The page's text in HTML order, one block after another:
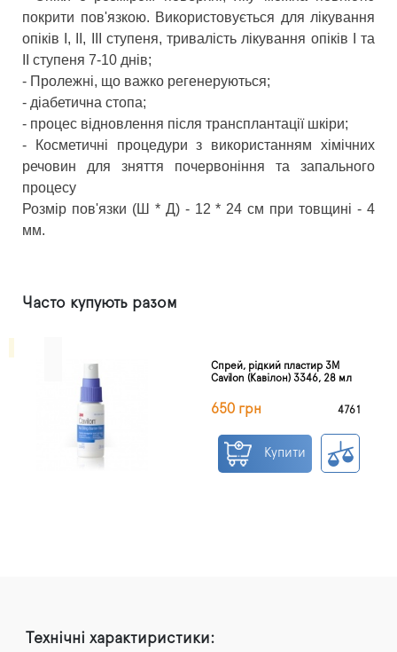
покрити пов'язкою. Використовується для лікування
опіків І, ІІ, ІІІ ступеня, тривалість лікування опіків І та
ІІ ступеня 7-10 днів;
- Пролежні, що важко регенеруються;
- діабетична стопа;
- процес відновлення після трансплантації шкіри;
- Косметичні процедури з використанням хімічних
речовин для зняття почервоніння та запального
процесу
Розмір пов'язки (Ш * Д) - 12 * 24 см при товщині - 4
мм.
Часто купують разом
Спрей, рідкий пластир 3M
Cavilon (Кавілон) 3346, 28 мл
650 грн 4761
Купити
Технічні характиристики: